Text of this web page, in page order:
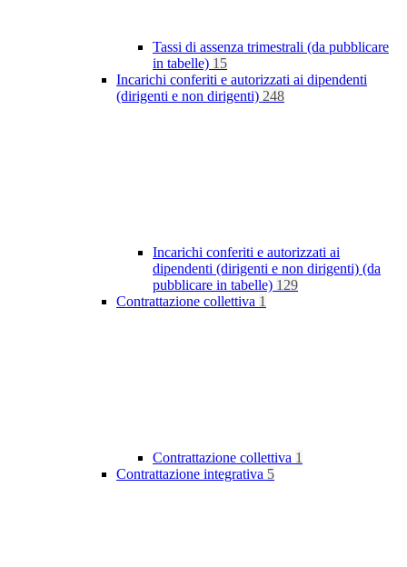
Tassi di assenza trimestrali (da pubblicare
in tabelle) 15
Incarichi conferiti e autorizzati ai dipendenti
(dirigenti e non dirigenti) 248
Incarichi conferiti e autorizzati ai
dipendenti (dirigenti e non dirigenti) (da
pubblicare in tabelle) 129
Contrattazione collettiva 1
Contrattazione collettiva 1
Contrattazione integrativa 5